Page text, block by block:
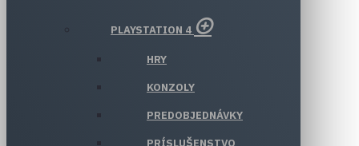
PLAYSTATION 4
HRY
KONZOLY
PREDOBJEDNÁVKY
PRÍSLUŠENSTVO